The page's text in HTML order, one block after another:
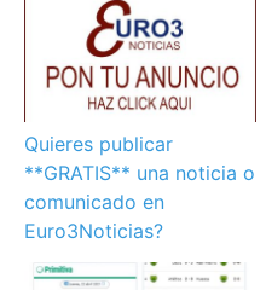
Quieres publicar
**GRATIS** una noticia o
comunicado en
Euro3Noticias?